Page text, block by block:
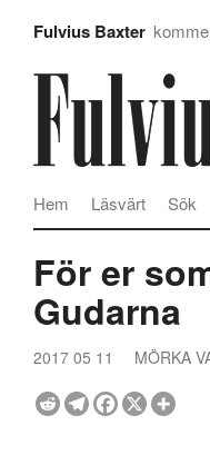
Fulvius Baxter
Sök
Läsvärt
Hem
För er
Gudarna
2017 05 11 MÖRKA